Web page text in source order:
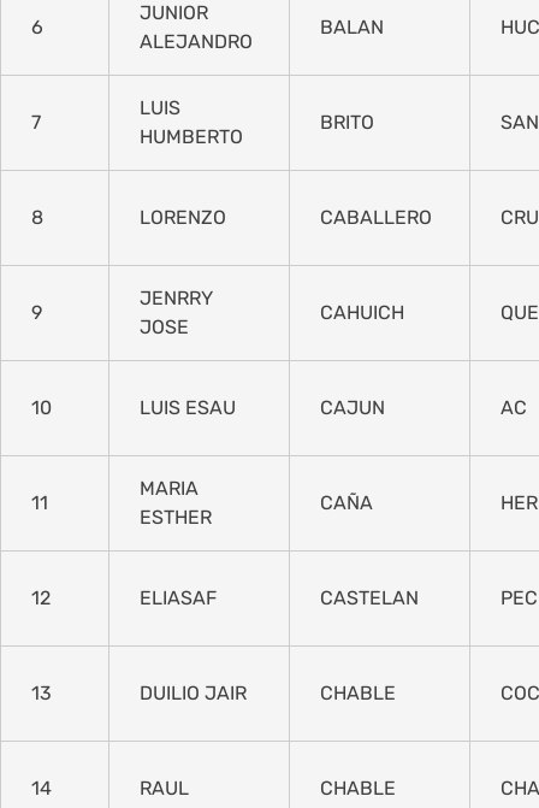
6
JUNIOR
ALEJANDRO
BALAN
7
LUIS
HUMBERTO
BRITO
8 LORENZO CABALLERO
9
JENRRY
JOSE
CAHUICH
10 LUIS ESAU CAJUN AC
11
MARIA
ESTHER
CAÑA
12 ELIASAF CASTELAN
13 DUILIO JAIR CHABLE
14 RAUL CHABLE